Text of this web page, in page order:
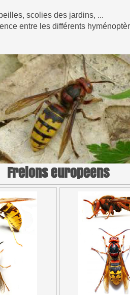
scolies des jardins, ...
entre les différents
Frelons europeens